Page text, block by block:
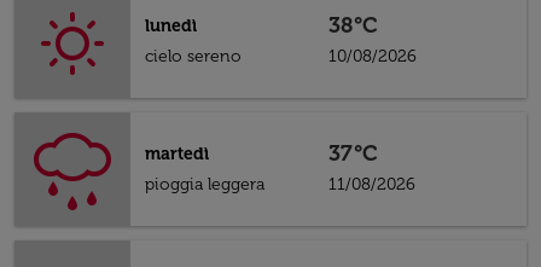
lunedì
cielo sereno
38°C
10/08/2026
martedì
pioggia leggera
37°C
11/08/2026